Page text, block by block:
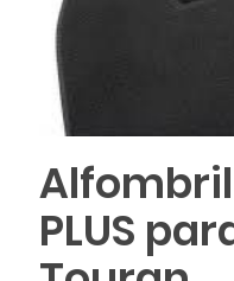
PLUS